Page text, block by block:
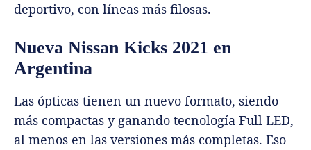
deportivo, con líneas más filosas.
Nueva Nissan Kicks 2021 en
Argentina
Las ópticas tienen un nuevo formato, siendo
más compactas y ganando tecnología Full LED,
al menos en las versiones más completas. Eso